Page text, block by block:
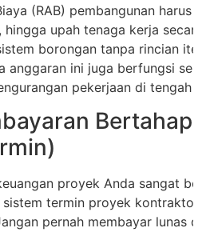
(RAB) pembangunan harus
hingga upah tenaga kerja
borongan tanpa rincian item
anggaran ini juga berfungsi
pekerjaan di tengah
Bertahap
proyek Anda sangat
sistem termin proyek kontraktor
pernah membayar lunas di